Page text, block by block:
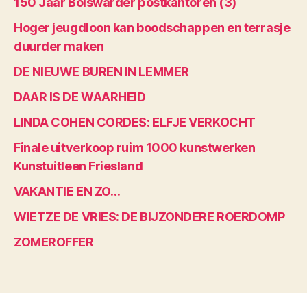
Hoger jeugdloon kan boodschappen en terrasje
duurder maken
DE NIEUWE BUREN IN LEMMER
DAAR IS DE WAARHEID
LINDA COHEN CORDES: ELFJE VERKOCHT
Finale uitverkoop ruim 1000 kunstwerken
Kunstuitleen Friesland
VAKANTIE EN ZO…
WIETZE DE VRIES: DE BIJZONDERE ROERDOMP
ZOMEROFFER